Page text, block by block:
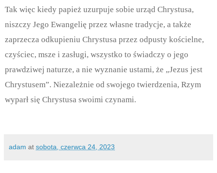
Tak więc kiedy papież uzurpuje sobie urząd Chrystusa,
niszczy Jego Ewangelię przez własne tradycje, a także
zaprzecza odkupieniu Chrystusa przez odpusty kościelne,
czyściec, msze i zasługi, wszystko to świadczy o jego
prawdziwej naturze, a nie wyznanie ustami, że „Jezus jest
Chrystusem”. Niezależnie od swojego twierdzenia, Rzym
wyparł się Chrystusa swoimi czynami.
adam at sobota, czerwca 24, 2023